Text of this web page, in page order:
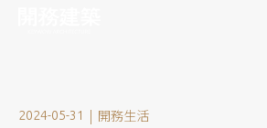
2024-05-31 | 開務生活